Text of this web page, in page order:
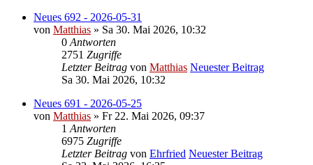
Neues 692 - 2026-05-31
von Matthias » Sa 30. Mai 2026, 10:32
0 Antworten
2751 Zugriffe
Letzter Beitrag von Matthias Neuester Beitrag
Sa 30. Mai 2026, 10:32
Neues 691 - 2026-05-25
von Matthias » Fr 22. Mai 2026, 09:37
1 Antworten
6975 Zugriffe
Letzter Beitrag von Ehrfried Neuester Beitrag